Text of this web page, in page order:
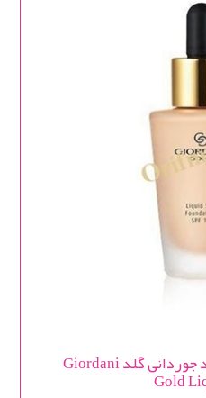
کرم پودر مایع سیلک لیکوئید جوردانی گلد Giordani
Gold